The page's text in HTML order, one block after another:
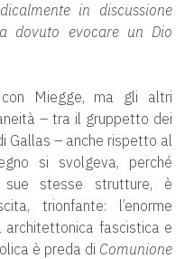
in discussione
dovuto evocare un Dio
Miegge, ma gli altri
– tra il gruppetto dei
Gallas – anche rispetto al
si svolgeva, perché
sue stesse strutture, è
trionfante: l’enorme
fascistica e
è preda di Comunione